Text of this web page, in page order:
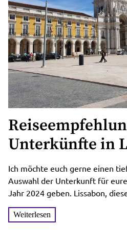
Unterkünfte in
Jahr 2024: Wie
beste Hotel aus
Ich möchte euch gerne einen
Auswahl der Unterkunft für
Jahr 2024 geben. Lissabon,
Weiterlesen